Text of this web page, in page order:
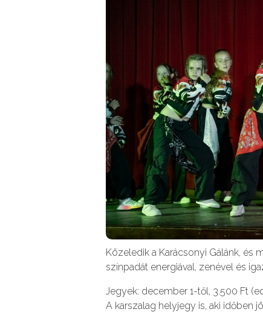
Közeledik a Karácsonyi Gálánk, és
színpadát energiával, zenével és
Jegyek: december 1-től, 3.500 Ft
A karszalag helyjegy is, aki időben